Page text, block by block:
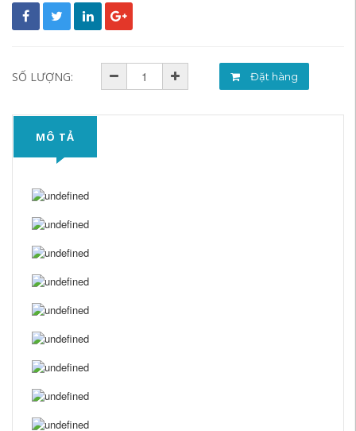
SỐ LƯỢNG: Đặt hàng
MÔ TẢ